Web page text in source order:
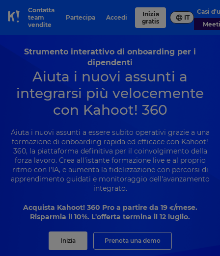
Skip to Page content
Contatta
team
vendite
Partecipa Accedi
Inizia
gratis
IT
Casi
Strumento interattivo di onboarding per i
dipendenti
Aiuta i nuovi assunti a
integrarsi più velocemente
con Kahoot! 360
Aiuta i nuovi assunti a essere subito operativi grazie a una
formazione di onboarding rapida ed efficace con Kahoot!
360, la piattaforma definitiva per il coinvolgimento della
forza lavoro. Crea all'istante formazione live e al proprio
ritmo con l'IA, e aumenta la fidelizzazione con percorsi di
apprendimento guidati e monitoraggio dell'avanzamento
integrato.
Acquista Kahoot! 360 Pro a partire da 19 €/mese.
Risparmia il 10%. L'offerta termina il 12 luglio.
Inizia Prenota una demo